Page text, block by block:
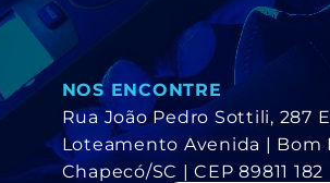
NOS ENCONTRE
Rua João Pedro Sottili, 287 E
Loteamento Avenida | Bom
Chapecó/SC | CEP 89811 182